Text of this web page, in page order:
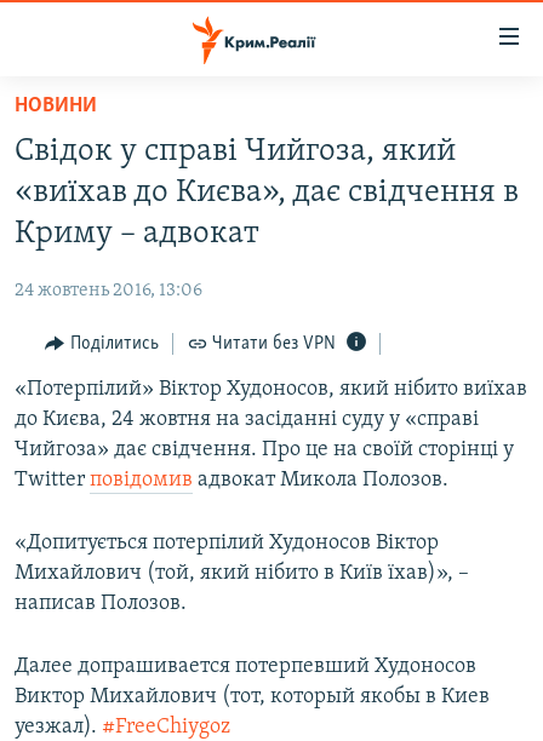
Перейти
основного
матеріалу
Перейти
до
основної
Перейти
пошуку
ВОДА.КРИМ
ВІДЕО ТА ФОТО
БЛОГИ
ПОГЛЯД
ІНТЕРВ'Ю
ВСЕ ЗА ДЕНЬ
СПЕЦПРОЕКТИ
ВІДЕОУРОКИ «ELIFBE»
СВІДЧЕННЯ ОКУПАЦІЇ
ІНФОГРАФІКА
Русский
ДОЛУЧАЙСЯ!
НОВИНИ
Свідок у справі Чийгоза, який
«виїхав до Києва», дає свідчення в
Криму – адвокат
24 жовтень 2016, 13:06
Поділитись Читати без VPN
«Потерпілий» Віктор Худоносов, який нібито виїхав
до Києва, 24 жовтня на засіданні суду у «справі
Чийгоза» дає свідчення. Про це на своїй сторінці у
Twitter повідомив адвокат Микола Полозов.
«Допитується потерпілий Худоносов Віктор
Михайлович (той, який нібито в Київ їхав)», –
написав Полозов.
Далее допрашивается потерпевший Худоносов
Виктор Михайлович (тот, который якобы в Киев
уезжал). #FreeChiygoz